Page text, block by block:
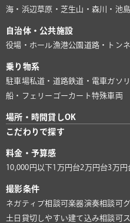
海・浜辺 草原・芝生山・森川・池
自治体・公共施設
役場・ホール漁港公園 道路・トン
乗り物系
駐車場私道・道路鉄道・電車 ガソ
船・フェリー ゴーカート特殊車両
場所・時間貸しOK
こだわりで探す
料金・予算感
10,000円以下1万円台2万円台3万円
撮影条件
ネガティブ相談可楽器演奏相談可
土日貸切しやすい建て込み相談可